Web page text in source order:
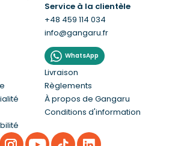
Service à la clientèle
+48 459 114 034
info@gangaru.fr
WhatsApp
Livraison
Règlements
À propos de Gangaru
Conditions d'information